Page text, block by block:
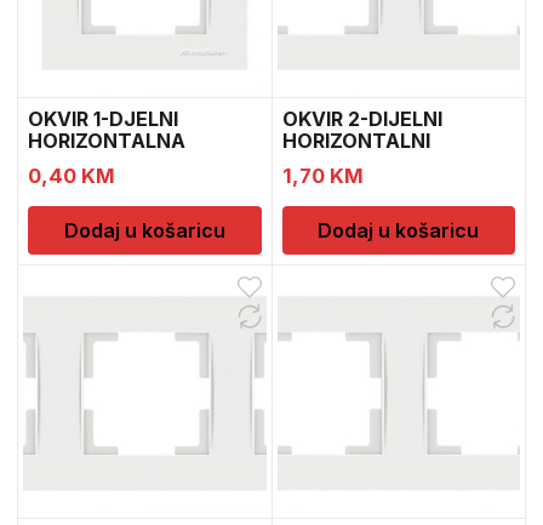
OKVIR 1-DJELNI
HORIZONTALNA
MULTUSAN
0,40 KM
Dodaj u košaricu
OKVIR 2-DIJELNI
HORIZONTALNI
MULTUSAN
1,70 KM
Dodaj u košaricu